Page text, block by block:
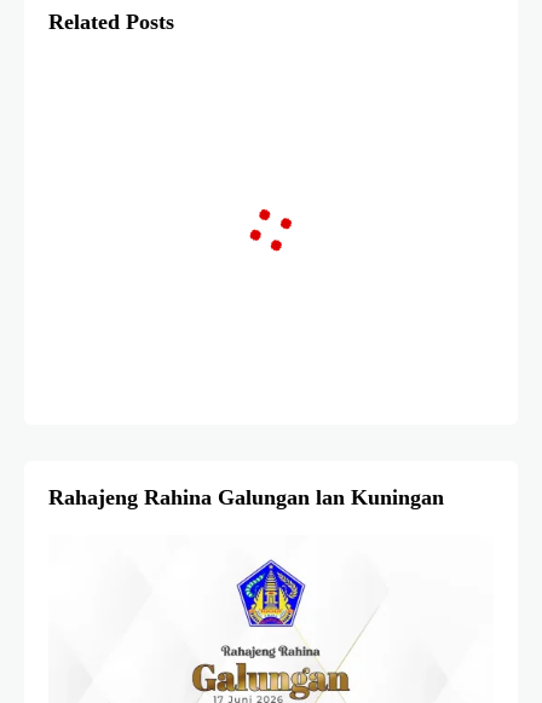
Related Posts
Rahajeng Rahina Galungan lan Kuningan